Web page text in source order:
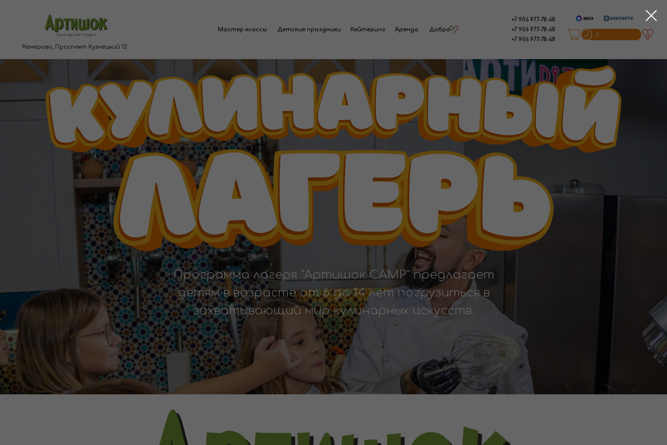
+7 906 977-78-68
0
0
0
Мастер классы Детские праздники Аренда Добро
жмякни
Программа лагеря "Артишок CAMP" предлагает
детям в возрасте от 6 до 14 лет погрузиться в
захватывающий мир кулинарных искусств.